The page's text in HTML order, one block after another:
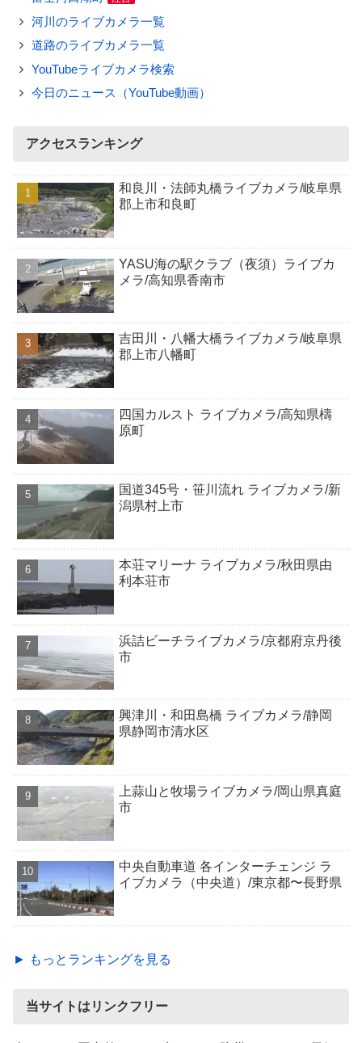
河川のライブカメラ一覧
道路のライブカメラ一覧
YouTubeライブカメラ検索
今日のニュース（YouTube動画）
アクセスランキング
和良川・法師丸橋ライブカメラ/岐阜県
郡上市和良町
YASU海の駅クラブ（夜須）ライブカ
メラ/高知県香南市
吉田川・八幡大橋ライブカメラ/岐阜県
郡上市八幡町
四国カルスト ライブカメラ/高知県檮
原町
国道345号・笹川流れ ライブカメラ/新
潟県村上市
本荘マリーナ ライブカメラ/秋田県由
利本荘市
浜詰ビーチライブカメラ/京都府京丹後
市
興津川・和田島橋 ライブカメラ/静岡
県静岡市清水区
上蒜山と牧場ライブカメラ/岡山県真庭
市
中央自動車道 各インターチェンジ ラ
イブカメラ（中央道）/東京都〜長野県
► もっとランキングを見る
当サイトはリンクフリー